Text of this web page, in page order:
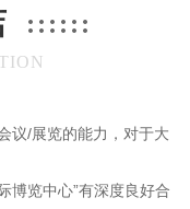
议/展览的能力，对于大
博览中心”有深度良好合